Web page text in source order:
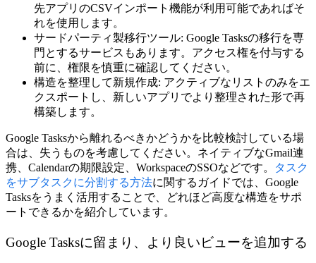
先アプリのCSVインポート機能が利用可能であればそ
れを使用します。
サードパーティ製移行ツール: Google Tasksの移行を専
門とするサービスもあります。アクセス権を付与する
前に、権限を慎重に確認してください。
構造を整理して新規作成: アクティブなリストのみをエ
クスポートし、新しいアプリでより整理された形で再
構築します。
Google Tasksから離れるべきかどうかを比較検討している場
合は、失うものを考慮してください。ネイティブなGmail連
携、Calendarの期限設定、WorkspaceのSSOなどです。
タスク
をサブタスクに分割する方法に関するガイドでは、Google
Tasksをうまく活用することで、どれほど高度な構造をサポ
ートできるかを紹介しています。
Google Tasksに留まり、より良いビューを追加する